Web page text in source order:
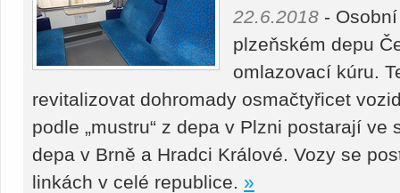
22.6.2018 -
plzeňském depu
omlazovací kúru.
revitalizovat dohromady osmačtyřicet
podle „mustru“ z depa v Plzni postarají
depa v Brně a Hradci Králové. Vozy se
linkách v celé republice. »